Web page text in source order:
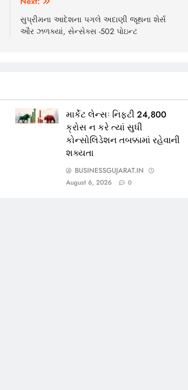
સુપ્રીમના આદેશના પગલે અદાણી જૂથના શેર્સ
ઔર ઝળક્યાં, સેન્સેક્સ -502 પોઇન્ટ
માર્કેટ લેન્સઃ નિફ્ટી 24,800
ક્રોસ ન કરે ત્યાં સુધી
કોન્સોલિડેશન તબક્કામાં રહેવાની
શક્યતા
BUSINESSGUJARAT.IN
August 6, 2026 0